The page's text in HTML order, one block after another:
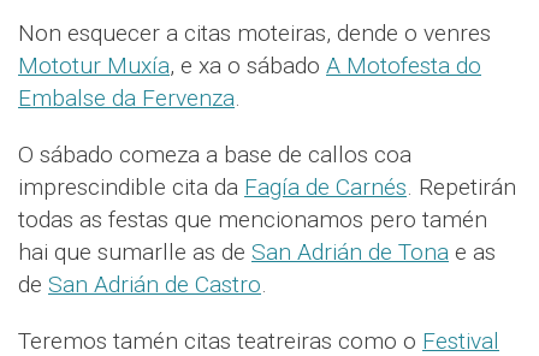
Non esquecer a citas moteiras, dende o venres
Mototur Muxía, e xa o sábado A Motofesta do
Embalse da Fervenza.
O sábado comeza a base de callos coa
imprescindible cita da Fagía de Carnés. Repetirán
todas as festas que mencionamos pero tamén
hai que sumarlle as de San Adrián de Tona e as
de San Adrián de Castro.
Teremos tamén citas teatreiras como o Festival